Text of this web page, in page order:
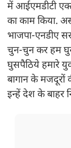
में आईएमडीटी
का काम किया.
भाजपा-एनडीए
चुन-चुन कर हम
घुसपैठिये हमारे
बागान के मजदूरों
इन्हें देश के बाहर